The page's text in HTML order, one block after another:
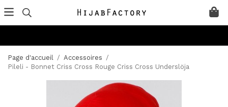
Page d'accueil / Accessoires /
Pileli - Bonnet Criss Cross Rouge Criss Cross Underslöja